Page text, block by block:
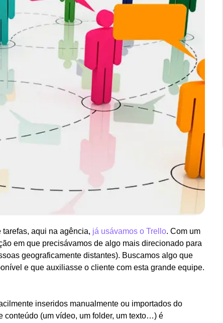
aqui na agência, já usávamos o Trello. Com um
em que precisávamos de algo mais direcionado para
geograficamente distantes). Buscamos algo que
e que auxiliasse o cliente com esta grande equipe.
inseridos manualmente ou importados do
conteúdo (um vídeo, um folder, um texto…) é